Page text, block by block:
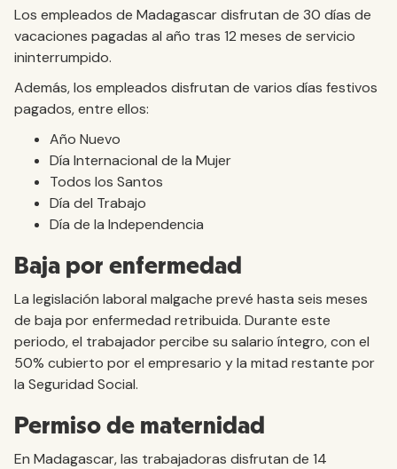
Los empleados de Madagascar disfrutan de 30 días de
vacaciones pagadas al año tras 12 meses de servicio
ininterrumpido.
Además, los empleados disfrutan de varios días festivos
pagados, entre ellos:
Año Nuevo
Día Internacional de la Mujer
Todos los Santos
Día del Trabajo
Día de la Independencia
Baja por enfermedad
La legislación laboral malgache prevé hasta seis meses
de baja por enfermedad retribuida. Durante este
periodo, el trabajador percibe su salario íntegro, con el
50% cubierto por el empresario y la mitad restante por
la Seguridad Social.
Permiso de maternidad
En Madagascar, las trabajadoras disfrutan de 14